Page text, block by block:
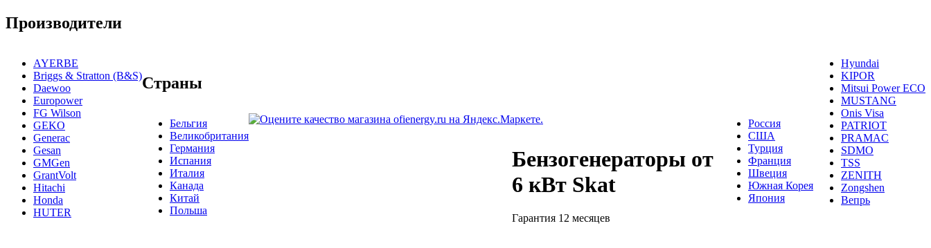
Производители
AYERBE
Briggs & Stratton (B&S)
Daewoo
Europower
FG Wilson
GEKO
Generac
Gesan
GMGen
GrantVolt
Hitachi
Honda
HUTER
Hyundai
KIPOR
Mitsui Power ECO
MUSTANG
Onis Visa
PATRIOT
PRAMAC
SDMO
TSS
ZENITH
Zongshen
Вепрь
Страны
Бельгия
Великобритания
Германия
Испания
Италия
Канада
Китай
Польша
Россия
США
Турция
Франция
Швеция
Южная Корея
Япония
Бензогенераторы от
6 кВт Skat
Гарантия 12 месяцев